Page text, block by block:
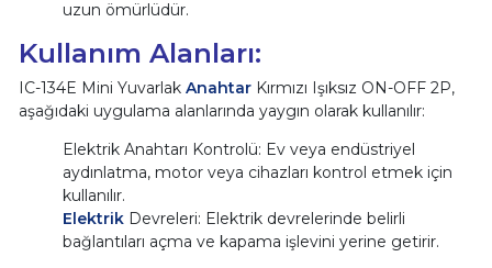
uzun ömürlüdür.
Kullanım Alanları:
IC-134E Mini Yuvarlak Anahtar Kırmızı Işıksız ON-OFF 2P,
aşağıdaki uygulama alanlarında yaygın olarak kullanılır:
Elektrik Anahtarı Kontrolü: Ev veya endüstriyel
aydınlatma, motor veya cihazları kontrol etmek için
kullanılır.
Elektrik Devreleri: Elektrik devrelerinde belirli
bağlantıları açma ve kapama işlevini yerine getirir.